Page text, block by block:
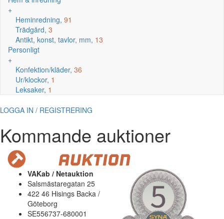
+
Heminredning, 91
Trädgård, 3
Antikt, konst, tavlor, mm, 13
Personligt
+
Konfektion/kläder, 36
Ur/klockor, 1
Leksaker, 1
LOGGA IN / REGISTRERING
Kommande auktioner
VAKab / Netauktion
Salsmästaregatan 25
422 46 Hisings Backa /
Göteborg
SE556737-680001